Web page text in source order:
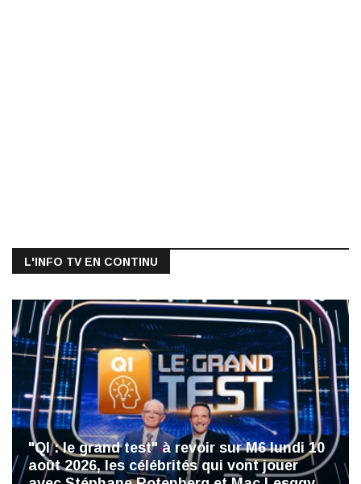
L'INFO TV EN CONTINU
"QI : le grand test" à revoir sur M6 lundi 10
août 2026, les célébrités qui vont jouer